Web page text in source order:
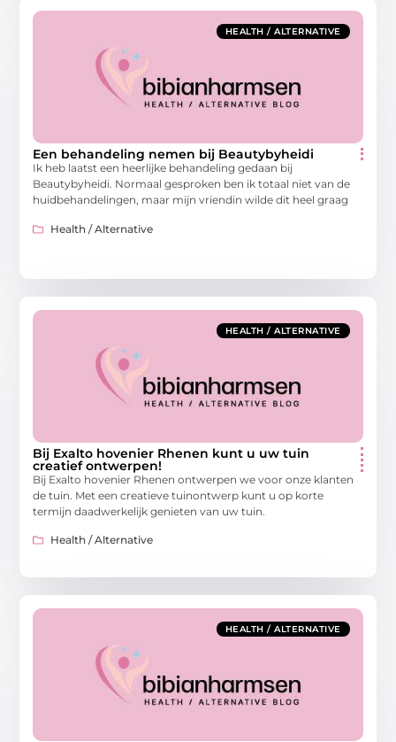
HEALTH / ALTERNATIVE
Een behandeling nemen bij Beautybyheidi
Ik heb laatst een heerlijke behandeling gedaan bij
Beautybyheidi. Normaal gesproken ben ik totaal niet van de
huidbehandelingen, maar mijn vriendin wilde dit heel graag
Health / Alternative
HEALTH / ALTERNATIVE
Bij Exalto hovenier Rhenen kunt u uw tuin
creatief ontwerpen!
Bij Exalto hovenier Rhenen ontwerpen we voor onze klanten
de tuin. Met een creatieve tuinontwerp kunt u op korte
termijn daadwerkelijk genieten van uw tuin.
Health / Alternative
HEALTH / ALTERNATIVE